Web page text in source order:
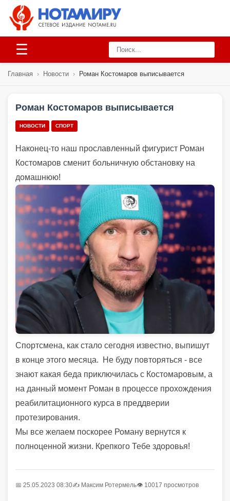
☰
Главная › Новости › Роман Костомаров выписывается
Роман Костомаров выписывается
НОВОСТИ СПОРТ
Наконец-то наш прославленный фигурист Роман
Костомаров сменит больничную обстановку на
домашнюю!
Спортсмена, как стало сегодня известно, выпишут
в конце этого месяца. Не буду повторяться - все
знают какая беда приключилась с Костомаровым, а
на данный момент Роман в процессе прохождения
реабилитационного курса в преддверии
протезирования.
Мы все желаем поскорее Роману вернутся к
полноценной жизни. Крепкого Тебе здоровья!
📅 25.05.2023 08:30✍️ Максим Ротермель👁 10017 просмотров